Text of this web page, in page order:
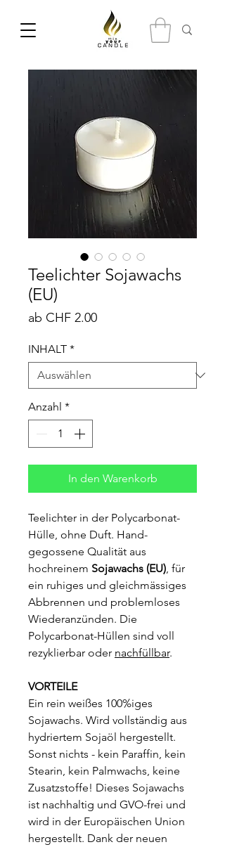
Teelichter Sojawachs
(EU)
ab CHF 2.00Sale-
INHALT *
Anzahl *
In den Warenkorb
Teelichter in der Polycarbonat-
Hülle, ohne Duft. Hand-
gegossene Qualität aus
hochreinem Sojawachs (EU) , für
ein ruhiges und gleichmässiges
Abbrennen und problemloses
Wiederanzünden. Die
Polycarbonat-Hüllen sind voll
rezyklierbar oder nachfüllbar.
VORTEILE
Ein rein weißes 100%iges
Sojawachs. Wird vollständig aus
hydriertem Sojaöl hergestellt.
Sonst nichts - kein Paraffin, kein
Stearin, kein Palmwachs, keine
Zusatzstoffe! Dieses Sojawachs
ist nachhaltig und GVO-frei und
wird in der Europäischen Union
hergestellt. Dank der neuen